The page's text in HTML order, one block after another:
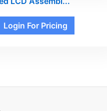
Login For Pricing